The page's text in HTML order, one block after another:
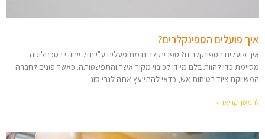
איך פועלים הספינקלרים?
איך פועלים הספינקלרים? ספרינקלרים מתופעלים ע"י נוזל ייחודי בטכנולוגיה
מסוימת כדי להוות בלם מיידי לכיבוי מקור אשר והתפשטותה. כאשר פונים לחברה
המשווקת ציוד בטיחות אש, כדאי להתייעץ אתה לגבי סוג
להמשך קריאה »